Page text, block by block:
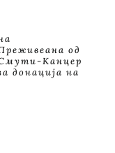
од
Канцер
донација на